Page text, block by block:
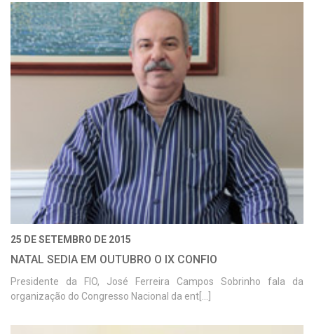
25 DE SETEMBRO DE 2015
NATAL SEDIA EM OUTUBRO O IX CONFIO
Presidente da FIO, José Ferreira Campos Sobrinho fala da
organização do Congresso Nacional da ent[...]